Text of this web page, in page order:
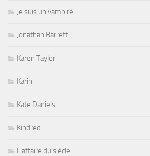
Je suis un vampire
Jonathan Barrett
Karen Taylor
Karin
Kate Daniels
Kindred
L'affaire du siècle